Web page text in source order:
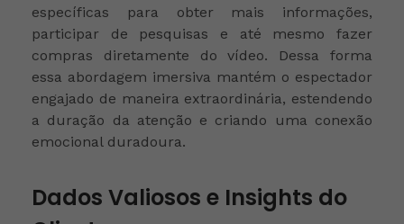
específicas para obter mais informações,
participar de pesquisas e até mesmo fazer
compras diretamente do vídeo. Dessa forma
essa abordagem imersiva mantém o espectador
engajado de maneira extraordinária, estendendo
a duração da atenção e criando uma conexão
emocional duradoura.
Dados Valiosos e Insights do